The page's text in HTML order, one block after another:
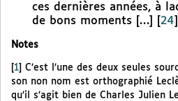
ces dernières années, à
de bons moments […]
24
Notes
[1] C’est l’une des deux seules
son non nom est orthographié
qu’il s’agit bien de Charles Julien